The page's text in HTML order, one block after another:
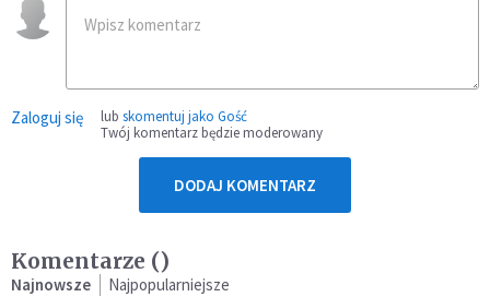
Zaloguj się lub skomentuj jako Gość
Twój komentarz będzie moderowany
DODAJ KOMENTARZ
Komentarze ()
Najnowsze Najpopularniejsze